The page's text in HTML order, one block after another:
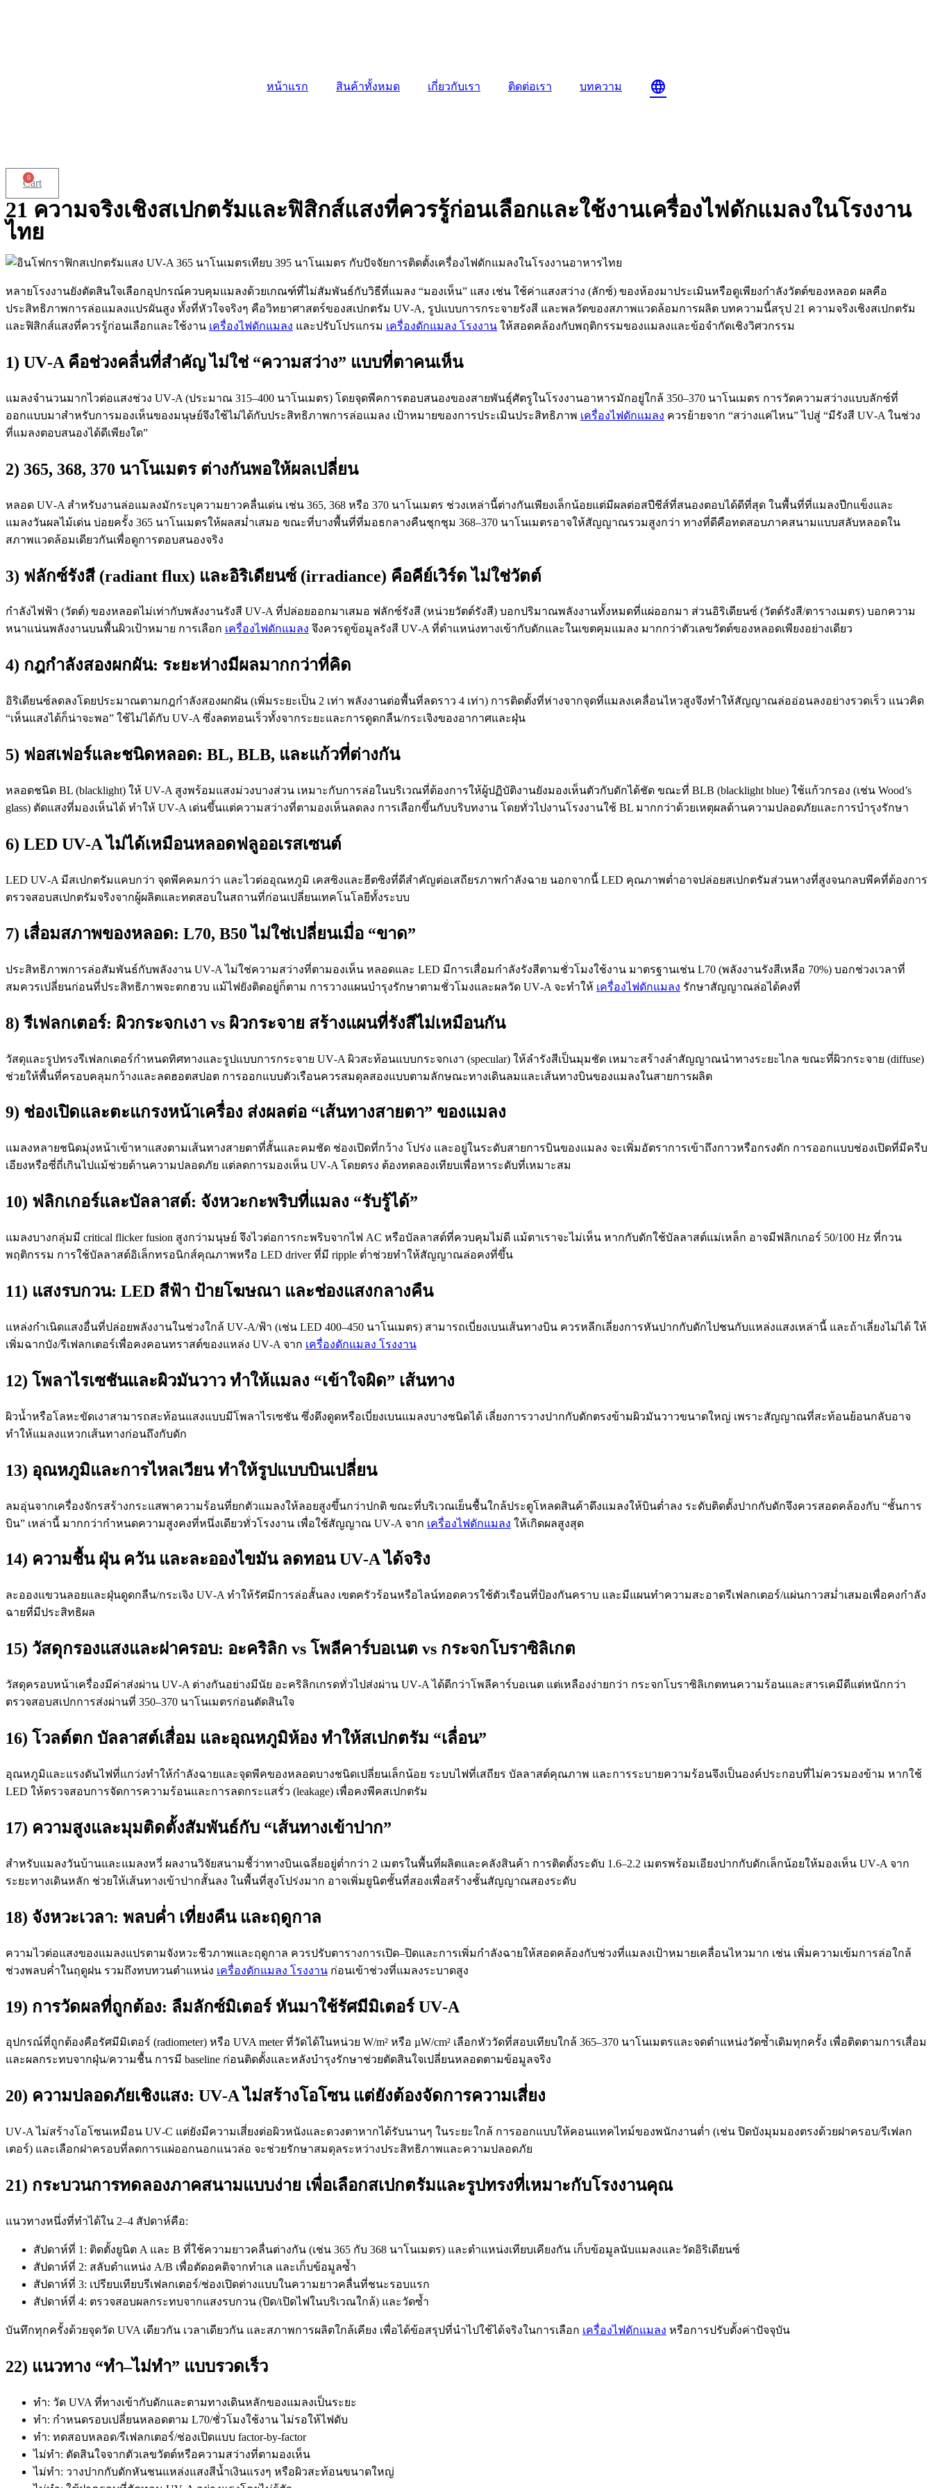
หน้าแรก สินค้าทั้งหมด เกี่ยวกับเรา ติดต่อเรา บทความ language
0
Cart
21 ความจริงเชิงสเปกตรัมและฟิสิกส์แสงที่ควรรู้ก่อนเลือกและใช้งานเครื่องไฟดักแมลงในโรงงาน
ไทย
หลายโรงงานยังตัดสินใจเลือกอุปกรณ์ควบคุมแมลงด้วยเกณฑ์ที่ไม่สัมพันธ์กับวิธีที่แมลง “มองเห็น” แสง เช่น ใช้ค่าแสงสว่าง (ลักซ์) ของห้องมาประเมินหรือดูเพียงกำลังวัตต์ของหลอด ผลคือ
ประสิทธิภาพการล่อแมลงแปรผันสูง ทั้งที่หัวใจจริงๆ คือวิทยาศาสตร์ของสเปกตรัม UV‑A, รูปแบบการกระจายรังสี และพลวัตของสภาพแวดล้อมการผลิต บทความนี้สรุป 21 ความจริงเชิงสเปกตรัม
และฟิสิกส์แสงที่ควรรู้ก่อนเลือกและใช้งาน เครื่องไฟดักแมลง และปรับโปรแกรม เครื่องดักแมลง โรงงาน ให้สอดคล้องกับพฤติกรรมของแมลงและข้อจำกัดเชิงวิศวกรรม
1) UV‑A คือช่วงคลื่นที่สำคัญ ไม่ใช่ “ความสว่าง” แบบที่ตาคนเห็น
แมลงจำนวนมากไวต่อแสงช่วง UV‑A (ประมาณ 315–400 นาโนเมตร) โดยจุดพีคการตอบสนองของสายพันธุ์ศัตรูในโรงงานอาหารมักอยู่ใกล้ 350–370 นาโนเมตร การวัดความสว่างแบบลักซ์ที่
ออกแบบมาสำหรับการมองเห็นของมนุษย์จึงใช้ไม่ได้กับประสิทธิภาพการล่อแมลง เป้าหมายของการประเมินประสิทธิภาพ เครื่องไฟดักแมลง ควรย้ายจาก “สว่างแค่ไหน” ไปสู่ “มีรังสี UV‑A ในช่วง
ที่แมลงตอบสนองได้ดีเพียงใด”
2) 365, 368, 370 นาโนเมตร ต่างกันพอให้ผลเปลี่ยน
หลอด UV‑A สำหรับงานล่อแมลงมักระบุความยาวคลื่นเด่น เช่น 365, 368 หรือ 370 นาโนเมตร ช่วงเหล่านี้ต่างกันเพียงเล็กน้อยแต่มีผลต่อสปีชีส์ที่สนองตอบได้ดีที่สุด ในพื้นที่ที่แมลงปีกแข็งและ
แมลงวันผลไม้เด่น บ่อยครั้ง 365 นาโนเมตรให้ผลสม่ำเสมอ ขณะที่บางพื้นที่ที่มอธกลางคืนชุกชุม 368–370 นาโนเมตรอาจให้สัญญาณรวมสูงกว่า ทางที่ดีคือทดสอบภาคสนามแบบสลับหลอดใน
สภาพแวดล้อมเดียวกันเพื่อดูการตอบสนองจริง
3) ฟลักซ์รังสี (radiant flux) และอิริเดียนซ์ (irradiance) คือคีย์เวิร์ด ไม่ใช่วัตต์
กำลังไฟฟ้า (วัตต์) ของหลอดไม่เท่ากับพลังงานรังสี UV‑A ที่ปล่อยออกมาเสมอ ฟลักซ์รังสี (หน่วยวัตต์รังสี) บอกปริมาณพลังงานทั้งหมดที่แผ่ออกมา ส่วนอิริเดียนซ์ (วัตต์รังสี/ตารางเมตร) บอกความ
หนาแน่นพลังงานบนพื้นผิวเป้าหมาย การเลือก เครื่องไฟดักแมลง จึงควรดูข้อมูลรังสี UV‑A ที่ตำแหน่งทางเข้ากับดักและในเขตคุมแมลง มากกว่าตัวเลขวัตต์ของหลอดเพียงอย่างเดียว
4) กฎกำลังสองผกผัน: ระยะห่างมีผลมากกว่าที่คิด
อิริเดียนซ์ลดลงโดยประมาณตามกฎกำลังสองผกผัน (เพิ่มระยะเป็น 2 เท่า พลังงานต่อพื้นที่ลดราว 4 เท่า) การติดตั้งที่ห่างจากจุดที่แมลงเคลื่อนไหวสูงจึงทำให้สัญญาณล่ออ่อนลงอย่างรวดเร็ว แนวคิด
“เห็นแสงได้ก็น่าจะพอ” ใช้ไม่ได้กับ UV‑A ซึ่งลดทอนเร็วทั้งจากระยะและการดูดกลืน/กระเจิงของอากาศและฝุ่น
5) ฟอสเฟอร์และชนิดหลอด: BL, BLB, และแก้วที่ต่างกัน
หลอดชนิด BL (blacklight) ให้ UV‑A สูงพร้อมแสงม่วงบางส่วน เหมาะกับการล่อในบริเวณที่ต้องการให้ผู้ปฏิบัติงานยังมองเห็นตัวกับดักได้ชัด ขณะที่ BLB (blacklight blue) ใช้แก้วกรอง (เช่น Wood’s
glass) ตัดแสงที่มองเห็นได้ ทำให้ UV‑A เด่นขึ้นแต่ความสว่างที่ตามองเห็นลดลง การเลือกขึ้นกับบริบทงาน โดยทั่วไปงานโรงงานใช้ BL มากกว่าด้วยเหตุผลด้านความปลอดภัยและการบำรุงรักษา
6) LED UV‑A ไม่ได้เหมือนหลอดฟลูออเรสเซนต์
LED UV‑A มีสเปกตรัมแคบกว่า จุดพีคคมกว่า และไวต่ออุณหภูมิ เคสซิงและฮีตซิงที่ดีสำคัญต่อเสถียรภาพกำลังฉาย นอกจากนี้ LED คุณภาพต่ำอาจปล่อยสเปกตรัมส่วนหางที่สูงจนกลบพีคที่ต้องการ
ตรวจสอบสเปกตรัมจริงจากผู้ผลิตและทดสอบในสถานที่ก่อนเปลี่ยนเทคโนโลยีทั้งระบบ
7) เสื่อมสภาพของหลอด: L70, B50 ไม่ใช่เปลี่ยนเมื่อ “ขาด”
ประสิทธิภาพการล่อสัมพันธ์กับพลังงาน UV‑A ไม่ใช่ความสว่างที่ตามองเห็น หลอดและ LED มีการเสื่อมกำลังรังสีตามชั่วโมงใช้งาน มาตรฐานเช่น L70 (พลังงานรังสีเหลือ 70%) บอกช่วงเวลาที่
สมควรเปลี่ยนก่อนที่ประสิทธิภาพจะตกฮวบ แม้ไฟยังติดอยู่ก็ตาม การวางแผนบำรุงรักษาตามชั่วโมงและผลวัด UV‑A จะทำให้ เครื่องไฟดักแมลง รักษาสัญญาณล่อได้คงที่
8) รีเฟลกเตอร์: ผิวกระจกเงา vs ผิวกระจาย สร้างแผนที่รังสีไม่เหมือนกัน
วัสดุและรูปทรงรีเฟลกเตอร์กำหนดทิศทางและรูปแบบการกระจาย UV‑A ผิวสะท้อนแบบกระจกเงา (specular) ให้ลำรังสีเป็นมุมชัด เหมาะสร้างลำสัญญาณนำทางระยะไกล ขณะที่ผิวกระจาย (diffuse)
ช่วยให้พื้นที่ครอบคลุมกว้างและลดฮอตสปอต การออกแบบตัวเรือนควรสมดุลสองแบบตามลักษณะทางเดินลมและเส้นทางบินของแมลงในสายการผลิต
9) ช่องเปิดและตะแกรงหน้าเครื่อง ส่งผลต่อ “เส้นทางสายตา” ของแมลง
แมลงหลายชนิดมุ่งหน้าเข้าหาแสงตามเส้นทางสายตาที่สั้นและคมชัด ช่องเปิดที่กว้าง โปร่ง และอยู่ในระดับสายการบินของแมลง จะเพิ่มอัตราการเข้าถึงกาวหรือกรงดัก การออกแบบช่องเปิดที่มีครีบ
เอียงหรือซี่ถี่เกินไปแม้ช่วยด้านความปลอดภัย แต่ลดการมองเห็น UV‑A โดยตรง ต้องทดลองเทียบเพื่อหาระดับที่เหมาะสม
10) ฟลิกเกอร์และบัลลาสต์: จังหวะกะพริบที่แมลง “รับรู้ได้”
แมลงบางกลุ่มมี critical flicker fusion สูงกว่ามนุษย์ จึงไวต่อการกะพริบจากไฟ AC หรือบัลลาสต์ที่ควบคุมไม่ดี แม้ตาเราจะไม่เห็น หากกับดักใช้บัลลาสต์แม่เหล็ก อาจมีฟลิกเกอร์ 50/100 Hz ที่กวน
พฤติกรรม การใช้บัลลาสต์อิเล็กทรอนิกส์คุณภาพหรือ LED driver ที่มี ripple ต่ำช่วยทำให้สัญญาณล่อคงที่ขึ้น
11) แสงรบกวน: LED สีฟ้า ป้ายโฆษณา และช่องแสงกลางคืน
แหล่งกำเนิดแสงอื่นที่ปล่อยพลังงานในช่วงใกล้ UV‑A/ฟ้า (เช่น LED 400–450 นาโนเมตร) สามารถเบี่ยงเบนเส้นทางบิน ควรหลีกเลี่ยงการหันปากกับดักไปชนกับแหล่งแสงเหล่านี้ และถ้าเลี่ยงไม่ได้ ให้
เพิ่มฉากบัง/รีเฟลกเตอร์เพื่อคงคอนทราสต์ของแหล่ง UV‑A จาก เครื่องดักแมลง โรงงาน
12) โพลาไรเซชันและผิวมันวาว ทำให้แมลง “เข้าใจผิด” เส้นทาง
ผิวน้ำหรือโลหะขัดเงาสามารถสะท้อนแสงแบบมีโพลาไรเซชัน ซึ่งดึงดูดหรือเบี่ยงเบนแมลงบางชนิดได้ เลี่ยงการวางปากกับดักตรงข้ามผิวมันวาวขนาดใหญ่ เพราะสัญญาณที่สะท้อนย้อนกลับอาจ
ทำให้แมลงแหวกเส้นทางก่อนถึงกับดัก
13) อุณหภูมิและการไหลเวียน ทำให้รูปแบบบินเปลี่ยน
ลมอุ่นจากเครื่องจักรสร้างกระแสพาความร้อนที่ยกตัวแมลงให้ลอยสูงขึ้นกว่าปกติ ขณะที่บริเวณเย็นชื้นใกล้ประตูโหลดสินค้าดึงแมลงให้บินต่ำลง ระดับติดตั้งปากกับดักจึงควรสอดคล้องกับ “ชั้นการ
บิน” เหล่านี้ มากกว่ากำหนดความสูงคงที่หนึ่งเดียวทั่วโรงงาน เพื่อใช้สัญญาณ UV‑A จาก เครื่องไฟดักแมลง ให้เกิดผลสูงสุด
14) ความชื้น ฝุ่น ควัน และละอองไขมัน ลดทอน UV‑A ได้จริง
ละอองแขวนลอยและฝุ่นดูดกลืน/กระเจิง UV‑A ทำให้รัศมีการล่อสั้นลง เขตครัวร้อนหรือไลน์ทอดควรใช้ตัวเรือนที่ป้องกันคราบ และมีแผนทำความสะอาดรีเฟลกเตอร์/แผ่นกาวสม่ำเสมอเพื่อคงกำลัง
ฉายที่มีประสิทธิผล
15) วัสดุกรองแสงและฝาครอบ: อะคริลิก vs โพลีคาร์บอเนต vs กระจกโบราซิลิเกต
วัสดุครอบหน้าเครื่องมีค่าส่งผ่าน UV‑A ต่างกันอย่างมีนัย อะคริลิกเกรดทั่วไปส่งผ่าน UV‑A ได้ดีกว่าโพลีคาร์บอเนต แต่เหลืองง่ายกว่า กระจกโบราซิลิเกตทนความร้อนและสารเคมีดีแต่หนักกว่า
ตรวจสอบสเปกการส่งผ่านที่ 350–370 นาโนเมตรก่อนตัดสินใจ
16) โวลต์ตก บัลลาสต์เสื่อม และอุณหภูมิห้อง ทำให้สเปกตรัม “เลื่อน”
อุณหภูมิและแรงดันไฟที่แกว่งทำให้กำลังฉายและจุดพีคของหลอดบางชนิดเปลี่ยนเล็กน้อย ระบบไฟที่เสถียร บัลลาสต์คุณภาพ และการระบายความร้อนจึงเป็นองค์ประกอบที่ไม่ควรมองข้าม หากใช้
LED ให้ตรวจสอบการจัดการความร้อนและการลดกระแสรั่ว (leakage) เพื่อคงพีคสเปกตรัม
17) ความสูงและมุมติดตั้งสัมพันธ์กับ “เส้นทางเข้าปาก”
สำหรับแมลงวันบ้านและแมลงหวี่ ผลงานวิจัยสนามชี้ว่าทางบินเฉลี่ยอยู่ต่ำกว่า 2 เมตรในพื้นที่ผลิตและคลังสินค้า การติดตั้งระดับ 1.6–2.2 เมตรพร้อมเอียงปากกับดักเล็กน้อยให้มองเห็น UV‑A จาก
ระยะทางเดินหลัก ช่วยให้เส้นทางเข้าปากสั้นลง ในพื้นที่สูงโปร่งมาก อาจเพิ่มยูนิตชั้นที่สองเพื่อสร้างชั้นสัญญาณสองระดับ
18) จังหวะเวลา: พลบค่ำ เที่ยงคืน และฤดูกาล
ความไวต่อแสงของแมลงแปรตามจังหวะชีวภาพและฤดูกาล ควรปรับตารางการเปิด–ปิดและการเพิ่มกำลังฉายให้สอดคล้องกับช่วงที่แมลงเป้าหมายเคลื่อนไหวมาก เช่น เพิ่มความเข้มการล่อใกล้
ช่วงพลบค่ำในฤดูฝน รวมถึงทบทวนตำแหน่ง เครื่องดักแมลง โรงงาน ก่อนเข้าช่วงที่แมลงระบาดสูง
19) การวัดผลที่ถูกต้อง: ลืมลักซ์มิเตอร์ หันมาใช้รัศมีมิเตอร์ UV‑A
อุปกรณ์ที่ถูกต้องคือรัศมีมิเตอร์ (radiometer) หรือ UVA meter ที่วัดได้ในหน่วย W/m² หรือ µW/cm² เลือกหัววัดที่สอบเทียบใกล้ 365–370 นาโนเมตรและจดตำแหน่งวัดซ้ำเดิมทุกครั้ง เพื่อติดตามการเสื่อม
และผลกระทบจากฝุ่น/ความชื้น การมี baseline ก่อนติดตั้งและหลังบำรุงรักษาช่วยตัดสินใจเปลี่ยนหลอดตามข้อมูลจริง
20) ความปลอดภัยเชิงแสง: UV‑A ไม่สร้างโอโซน แต่ยังต้องจัดการความเสี่ยง
UV‑A ไม่สร้างโอโซนเหมือน UV‑C แต่ยังมีความเสี่ยงต่อผิวหนังและดวงตาหากได้รับนานๆ ในระยะใกล้ การออกแบบให้คอนแทคไทม์ของพนักงานต่ำ (เช่น ปิดบังมุมมองตรงด้วยฝาครอบ/รีเฟลก
เตอร์) และเลือกฝาครอบที่ลดการแผ่ออกนอกแนวล่อ จะช่วยรักษาสมดุลระหว่างประสิทธิภาพและความปลอดภัย
21) กระบวนการทดลองภาคสนามแบบง่าย เพื่อเลือกสเปกตรัมและรูปทรงที่เหมาะกับโรงงานคุณ
แนวทางหนึ่งที่ทำได้ใน 2–4 สัปดาห์คือ:
สัปดาห์ที่ 1: ติดตั้งยูนิต A และ B ที่ใช้ความยาวคลื่นต่างกัน (เช่น 365 กับ 368 นาโนเมตร) และตำแหน่งเทียบเคียงกัน เก็บข้อมูลนับแมลงและวัดอิริเดียนซ์
สัปดาห์ที่ 2: สลับตำแหน่ง A/B เพื่อตัดอคติจากทำเล และเก็บข้อมูลซ้ำ
สัปดาห์ที่ 3: เปรียบเทียบรีเฟลกเตอร์/ช่องเปิดต่างแบบในความยาวคลื่นที่ชนะรอบแรก
สัปดาห์ที่ 4: ตรวจสอบผลกระทบจากแสงรบกวน (ปิด/เปิดไฟในบริเวณใกล้) และวัดซ้ำ
บันทึกทุกครั้งด้วยจุดวัด UVA เดียวกัน เวลาเดียวกัน และสภาพการผลิตใกล้เคียง เพื่อได้ข้อสรุปที่นำไปใช้ได้จริงในการเลือก เครื่องไฟดักแมลง หรือการปรับตั้งค่าปัจจุบัน
22) แนวทาง “ทำ–ไม่ทำ” แบบรวดเร็ว
ทำ: วัด UVA ที่ทางเข้ากับดักและตามทางเดินหลักของแมลงเป็นระยะ
ทำ: กำหนดรอบเปลี่ยนหลอดตาม L70/ชั่วโมงใช้งาน ไม่รอให้ไฟดับ
ทำ: ทดสอบหลอด/รีเฟลกเตอร์/ช่องเปิดแบบ factor-by-factor
ไม่ทำ: ตัดสินใจจากตัวเลขวัตต์หรือความสว่างที่ตามองเห็น
ไม่ทำ: วางปากกับดักหันชนแหล่งแสงสีน้ำเงินแรงๆ หรือผิวสะท้อนขนาดใหญ่